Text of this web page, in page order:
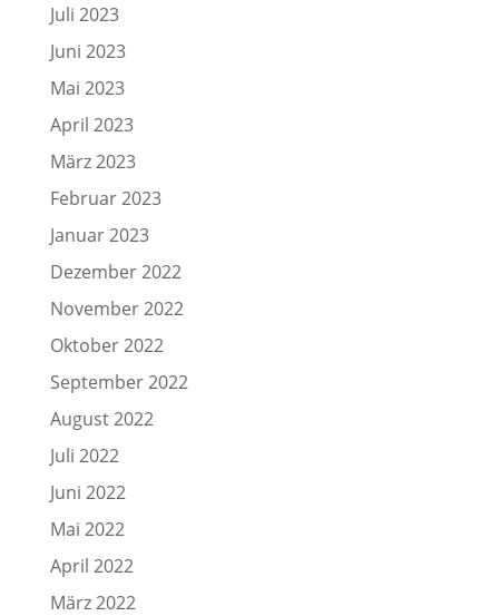
Juli 2023
Juni 2023
Mai 2023
April 2023
März 2023
Februar 2023
Januar 2023
Dezember 2022
November 2022
Oktober 2022
September 2022
August 2022
Juli 2022
Juni 2022
Mai 2022
April 2022
März 2022